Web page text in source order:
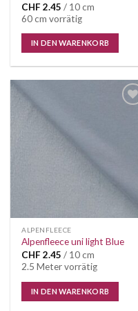
CHF 2.45 / 10 cm
60 cm vorrätig
IN DEN WARENKORB
ALPENFLEECE
Alpenfleece uni light Blue
CHF 2.45 / 10 cm
2.5 Meter vorrätig
IN DEN WARENKORB